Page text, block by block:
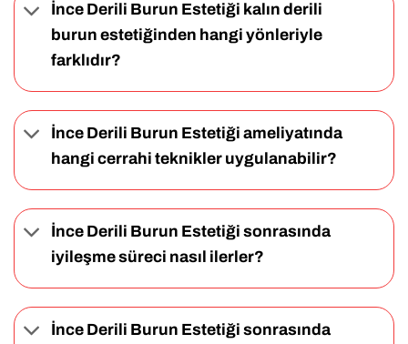
İnce Derili Burun Estetiği kalın derili
burun estetiğinden hangi yönleriyle
farklıdır?
İnce Derili Burun Estetiği ameliyatında
hangi cerrahi teknikler uygulanabilir?
İnce Derili Burun Estetiği sonrasında
iyileşme süreci nasıl ilerler?
İnce Derili Burun Estetiği sonrasında